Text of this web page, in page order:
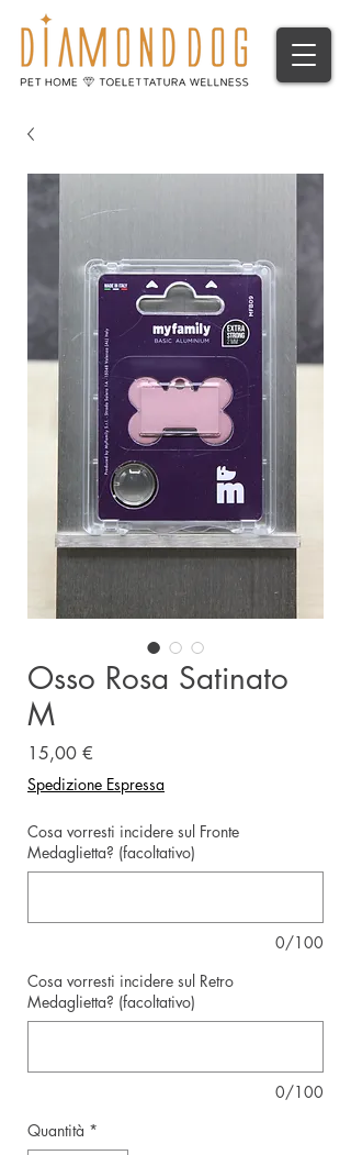
Osso Rosa Satinato
M
15,00 €
Spedizione Espressa
Cosa vorresti incidere sul Fronte
Medaglietta? (facoltativo)
0/100
Cosa vorresti incidere sul Retro
Medaglietta? (facoltativo)
0/100
Quantità *